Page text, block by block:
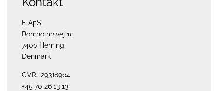
E ApS
Bornholmsvej 10
7400 Herning
Denmark
CVR.: 29318964
+45 70 26 13 13